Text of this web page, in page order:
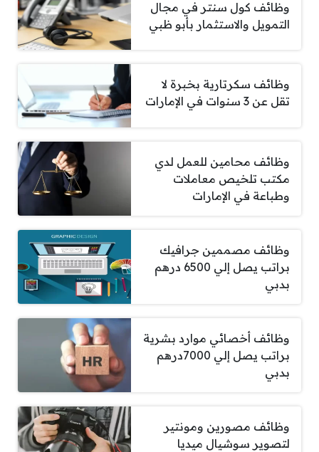
وظائف كول سنتر في مجال
التمويل والاستثمار بأبو ظبي
وظائف سكرتارية بخبرة لا
تقل عن 3 سنوات في الإمارات
وظائف محامين للعمل لدي
مكتب تلخيص معاملات
وطباعة في الإمارات
وظائف مصممين جرافيك
براتب يصل إلي 6500 درهم
بدبي
وظائف أخصائي موارد بشرية
براتب يصل إلي 7000درهم
بدبي
وظائف مصورين ومونتير
لتصوير سوشيال ميديا